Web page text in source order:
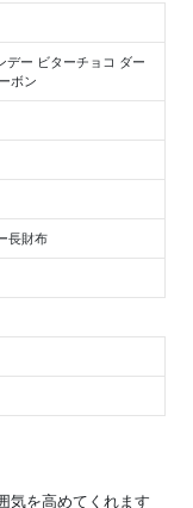
デー ビターチョコ ダー
ボン
長財布
気を高めてくれます